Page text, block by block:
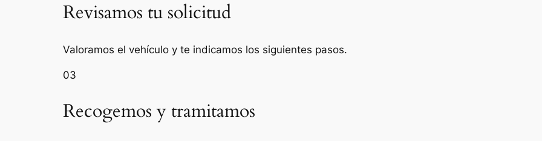
Revisamos tu solicitud
Valoramos el vehículo y te indicamos los siguientes pasos.
03
Recogemos y tramitamos